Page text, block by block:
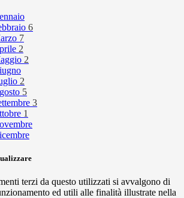
6
7
2
2
2
5
3
1
terzi da questo utilizzati si avvalgono di
ed utili alle finalità illustrate nella